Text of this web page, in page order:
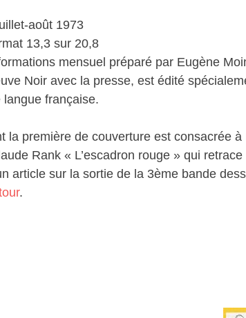
août 1973
13,3 sur 20,8
mensuel préparé par Eugène
Noir avec la presse, est édité
française.
la première de couverture est consacrée
Rank « L’escadron rouge » qui
article sur la sortie de la 3ème bande
.